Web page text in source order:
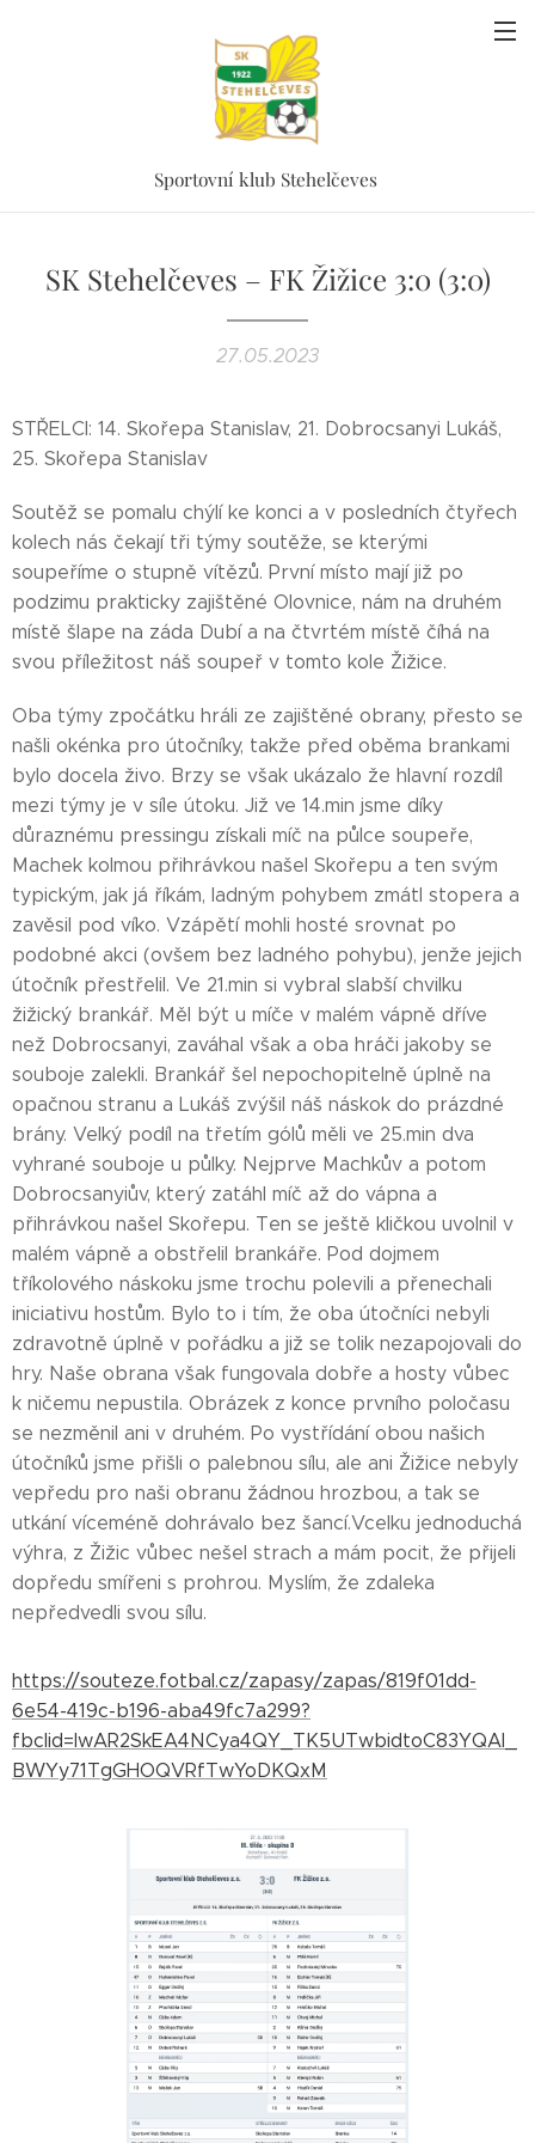
Sportovní klub Stehelčeves
SK Stehelčeves – FK Žižice 3:0 (3:0)
27.05.2023
STŘELCI: 14. Skořepa Stanislav, 21. Dobrocsanyi Lukáš,
25. Skořepa Stanislav
Soutěž se pomalu chýlí ke konci a v posledních čtyřech
kolech nás čekají tři týmy soutěže, se kterými
soupeříme o stupně vítězů. První místo mají již po
podzimu prakticky zajištěné Olovnice, nám na druhém
místě šlape na záda Dubí a na čtvrtém místě číhá na
svou příležitost náš soupeř v tomto kole Žižice.
Oba týmy zpočátku hráli ze zajištěné obrany, přesto se
našli okénka pro útočníky, takže před oběma brankami
bylo docela živo. Brzy se však ukázalo že hlavní rozdíl
mezi týmy je v síle útoku. Již ve 14.min jsme díky
důraznému pressingu získali míč na půlce soupeře,
Machek kolmou přihrávkou našel Skořepu a ten svým
typickým, jak já říkám, ladným pohybem zmátl stopera a
zavěsil pod víko. Vzápětí mohli hosté srovnat po
podobné akci (ovšem bez ladného pohybu), jenže jejich
útočník přestřelil. Ve 21.min si vybral slabší chvilku
žižický brankář. Měl být u míče v malém vápně dříve
než Dobrocsanyi, zaváhal však a oba hráči jakoby se
souboje zalekli. Brankář šel nepochopitelně úplně na
opačnou stranu a Lukáš zvýšil náš náskok do prázdné
brány. Velký podíl na třetím gólů měli ve 25.min dva
vyhrané souboje u půlky. Nejprve Machkův a potom
Dobrocsanyiův, který zatáhl míč až do vápna a
přihrávkou našel Skořepu. Ten se ještě kličkou uvolnil v
malém vápně a obstřelil brankáře. Pod dojmem
tříkolového náskoku jsme trochu polevili a přenechali
iniciativu hostům. Bylo to i tím, že oba útočníci nebyli
zdravotně úplně v pořádku a již se tolik nezapojovali do
hry. Naše obrana však fungovala dobře a hosty vůbec
k ničemu nepustila. Obrázek z konce prvního poločasu
se nezměnil ani v druhém. Po vystřídání obou našich
útočníků jsme přišli o palebnou sílu, ale ani Žižice nebyly
vepředu pro naši obranu žádnou hrozbou, a tak se
utkání víceméně dohrávalo bez šancí.Vcelku jednoduchá
výhra, z Žižic vůbec nešel strach a mám pocit, že přijeli
dopředu smířeni s prohrou. Myslím, že zdaleka
nepředvedli svou sílu.
https://souteze.fotbal.cz/zapasy/zapas/819f01dd-
6e54-419c-b196-aba49fc7a299?
fbclid=IwAR2SkEA4NCya4QY_TK5UTwbidtoC83YQAl_
BWYy71TgGHOQVRfTwYoDKQxM